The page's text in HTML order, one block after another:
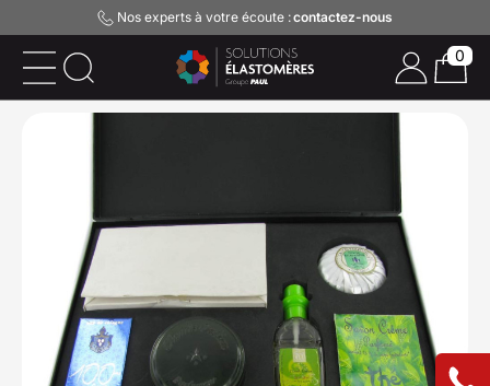
Nos experts à votre écoute :contactez-nous
0